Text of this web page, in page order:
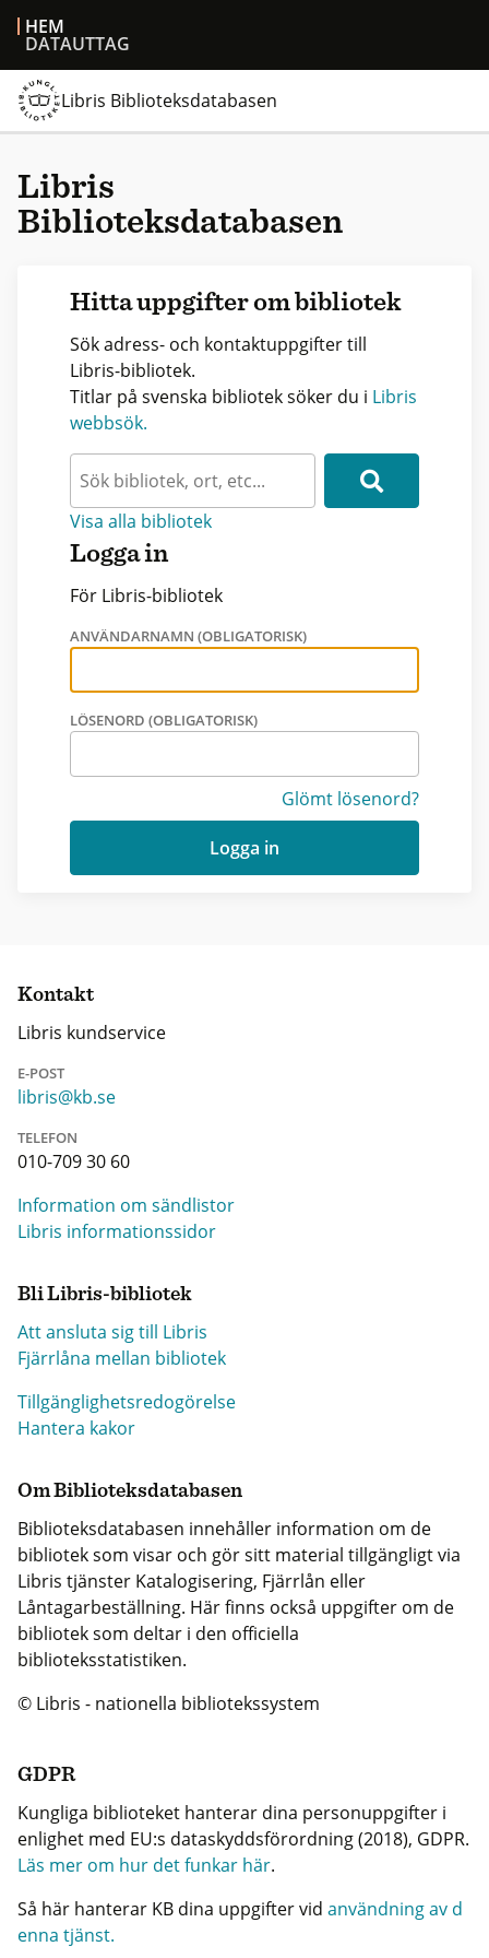
HEM
DATAUTTAG
Libris Biblioteksdatabasen
Libris
Biblioteksdatabasen
Hitta uppgifter om bibliotek
Sök adress- och kontaktuppgifter till
Libris-bibliotek.
Titlar på svenska bibliotek söker du i Libris
webbsök.
Visa alla bibliotek
Logga in
För Libris-bibliotek
ANVÄNDARNAMN (OBLIGATORISK)
LÖSENORD (OBLIGATORISK)
Glömt lösenord?
Logga in
Kontakt
Libris kundservice
E-POST
libris@kb.se
TELEFON
010-709 30 60
Information om sändlistor
Libris informationssidor
Bli Libris-bibliotek
Att ansluta sig till Libris
Fjärrlåna mellan bibliotek
Tillgänglighetsredogörelse
Hantera kakor
Om Biblioteksdatabasen
Biblioteksdatabasen innehåller information om de
bibliotek som visar och gör sitt material tillgängligt via
Libris tjänster Katalogisering, Fjärrlån eller
Låntagarbeställning. Här finns också uppgifter om de
bibliotek som deltar i den officiella
biblioteksstatistiken.
© Libris - nationella bibliotekssystem
GDPR
Kungliga biblioteket hanterar dina personuppgifter i
enlighet med EU:s dataskyddsförordning (2018), GDPR.
Läs mer om hur det funkar här.
Så här hanterar KB dina uppgifter vid användning av d
enna tjänst.